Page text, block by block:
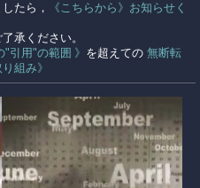
たら，
《こちらから》お知らせく
承ください。
"引用"の範囲 》 を超えての 無断転
組み》